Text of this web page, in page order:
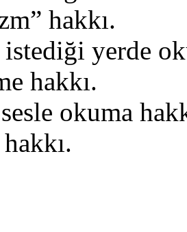
hakkı.
istediği yerde
hakkı.
okuma